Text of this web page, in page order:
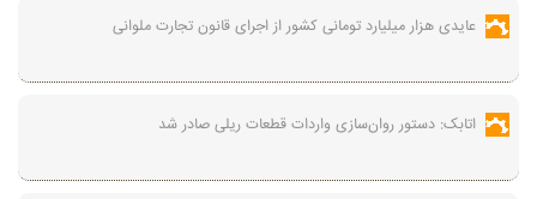
عایدی هزار میلیارد تومانی کشور از اجرای قانون تجارت ملوانی
اتابک: دستور روان‌سازی واردات قطعات ریلی صادر شد